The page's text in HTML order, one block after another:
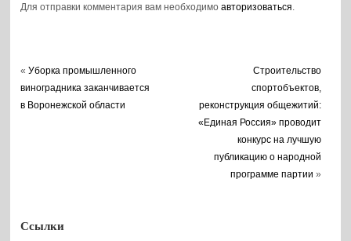
Для отправки комментария вам необходимоавторизоваться.
«Уборка промышленного
виноградника заканчивается
в Воронежской области
Строительство
спортобъектов,
реконструкция общежитий:
«Единая Россия» проводит
конкурс на лучшую
публикацию о народной
программе партии »
Ссылки